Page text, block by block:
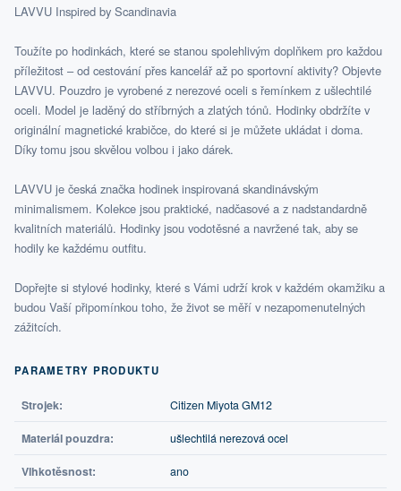
LAVVU Inspired by Scandinavia
Toužíte po hodinkách, které se stanou spolehlivým doplňkem pro každou
příležitost – od cestování přes kancelář až po sportovní aktivity? Objevte
LAVVU. Pouzdro je vyrobené z nerezové oceli s řemínkem z ušlechtilé
oceli. Model je laděný do stříbrných a zlatých tónů. Hodinky obdržíte v
originální magnetické krabičce, do které si je můžete ukládat i doma.
Díky tomu jsou skvělou volbou i jako dárek.
LAVVU je česká značka hodinek inspirovaná skandinávským
minimalismem. Kolekce jsou praktické, nadčasové a z nadstandardně
kvalitních materiálů. Hodinky jsou vodotěsné a navržené tak, aby se
hodily ke každému outfitu.
Dopřejte si stylové hodinky, které s Vámi udrží krok v každém okamžiku a
budou Vaší připomínkou toho, že život se měří v nezapomenutelných
zážitcích.
PARAMETRY PRODUKTU
Strojek: Citizen Miyota GM12
Materiál pouzdra: ušlechtilá nerezová ocel
Vlhkotěsnost: ano